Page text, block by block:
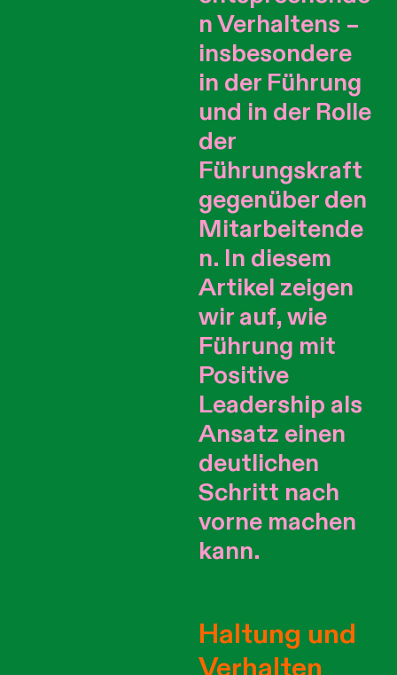
n Verhaltens –
insbesondere
in der Führung
und in der Rolle
der
Führungskraft
gegenüber den
Mitarbeitende
n. In diesem
Artikel zeigen
wir auf, wie
Führung mit
Positive
Leadership als
Ansatz einen
deutlichen
Schritt nach
vorne machen
kann.
Haltung und
Verhalten